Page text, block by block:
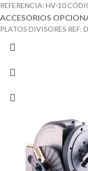
REFERENCIA: HV-10
ACCESORIOS
PLATOS DIVISORES REF: